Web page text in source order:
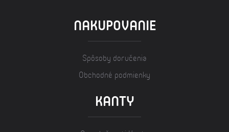
NAKUPOVANIE
Spôsoby doručenia
Obchodné podmienky
KANTY